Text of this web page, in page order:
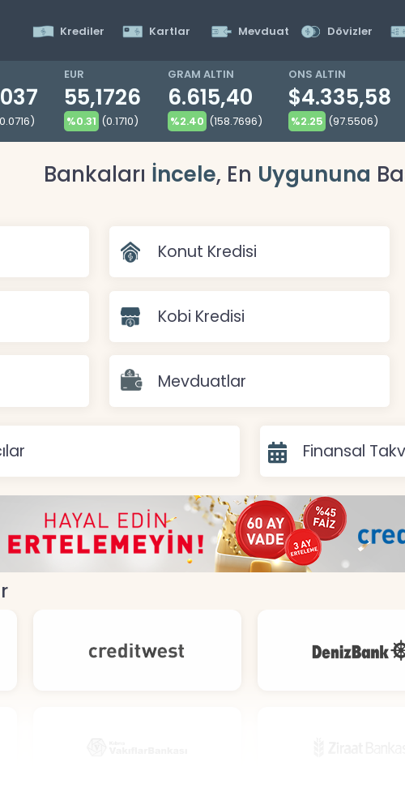
Krediler Kartlar Mevduat Dövizler
EUR
55,1726
%0.31 (0.1710)
GRAM ALTIN
6.615,40
%2.40 (158.7696)
ONS ALTIN
$4.335,58
%2.25 (97.5506)
Bankaları İncele, En Uygununa
Konut Kredisi
Kobi Kredisi
Mevduatlar
Finansal